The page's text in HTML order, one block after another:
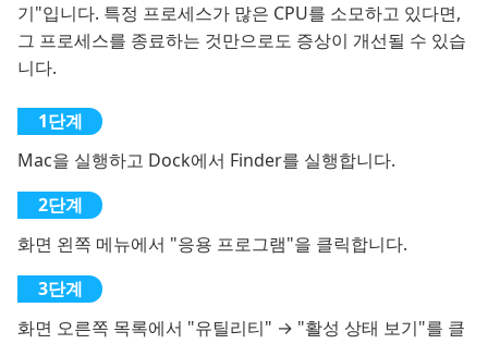
기"입니다. 특정 프로세스가 많은 CPU를 소모하고 있다면,
그 프로세스를 종료하는 것만으로도 증상이 개선될 수 있습
니다.
Mac을 실행하고 Dock에서 Finder를 실행합니다.
화면 왼쪽 메뉴에서 "응용 프로그램"을 클릭합니다.
화면 오른쪽 목록에서 "유틸리티" → "활성 상태 보기"를 클